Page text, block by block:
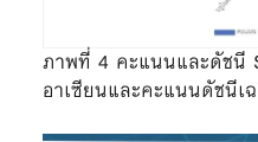
ภาพที่ 4 คะแนนและดัชนี
อาเซียนและคะแนนดัชนีเ